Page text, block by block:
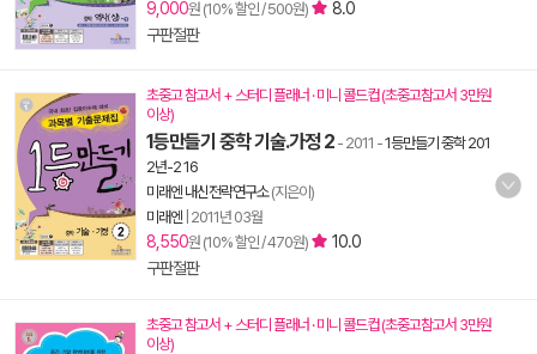
9,000원 (10% 할인 / 500원)
8.0
구판절판
초중고 참고서 + 스터디 플래너 · 미니 콜드컵 (초중고참고서 3만원
이상)
1등만들기 중학 기술.가정 2 - 2011 -1등만들기 중학 201
2년-2 16
미래엔 내신전략연구소(지은이)
미래엔 2011년 03월
8,550원 (10% 할인 / 470원)
10.0
구판절판
초중고 참고서 + 스터디 플래너 · 미니 콜드컵 (초중고참고서 3만원
이상)